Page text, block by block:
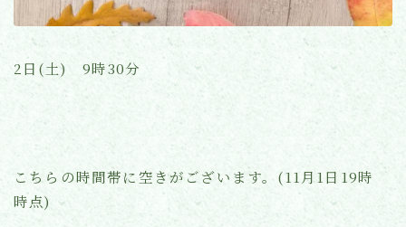
よくあるご質問
お知らせ(ブログ)
2日(土) 9時30分
こちらの時間帯に空きがございます。(11月1日19時
時点)